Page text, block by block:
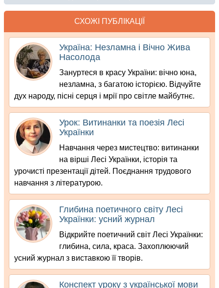
СХОЖІ ПУБЛІКАЦІЇ
Україна: Незламна і Вічно Жива
Насолода
Зануртеся в красу України: вічно юна,
незламна, з багатою історією. Відчуйте
дух народу, пісні серця і мрії про світле майбутнє.
Урок: Витинанки та поезія Лесі
Українки
Навчання через мистецтво: витинанки
на вірші Лесі Українки, історія та
урочисті презентації дітей. Поєднання трудового
навчання з літературою.
Глибина поетичного світу Лесі
Українки: усний журнал
Відкрийте поетичний світ Лесі Українки:
глибина, сила, краса. Захоплюючий
усний журнал з виставкою її творів.
Конспект уроку з української мови